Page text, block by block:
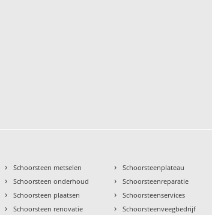
› Schoorsteen metselen
› Schoorsteen onderhoud
› Schoorsteen plaatsen
› Schoorsteen renovatie
› Schoorsteenplateau
› Schoorsteenreparatie
› Schoorsteenservices
› Schoorsteenveegbedrijf